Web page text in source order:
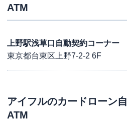
ATM
上野駅浅草口自動契約コーナー
東京都台東区上野7-2-2 6F
アイフルのカードローン
ATM